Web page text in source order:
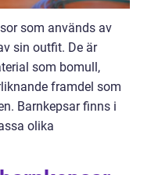
som används av
sin outfit. De är
som bomull,
framdel som
Barnkepsar finns i
olika